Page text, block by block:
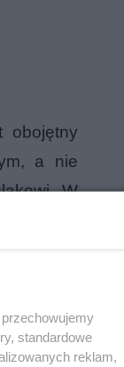
obojętny
a nie
W
standardowe
reklam,